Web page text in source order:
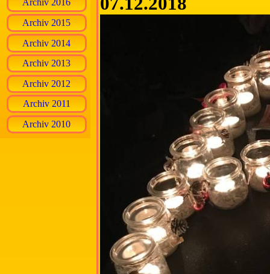
Archiv 2016
Archiv 2015
Archiv 2014
Archiv 2013
Archiv 2012
Archiv 2011
Archiv 2010